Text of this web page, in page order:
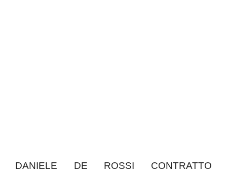
DANIELE DE ROSSI CONTRATTO